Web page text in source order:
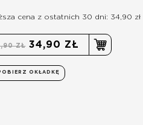
cena z ostatnich 30 dni: 34,90 zł
ZŁ 34,90 ZŁ
OKŁADKĘ